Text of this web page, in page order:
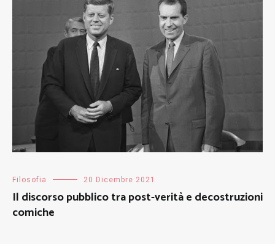
Filosofia 20 Dicembre 2021
Il discorso pubblico tra post-verità e decostruzioni
comiche